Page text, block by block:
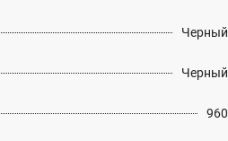
Черный
Черный
960